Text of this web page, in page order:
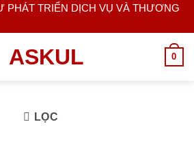
PHÁT TRIỂN DỊCH VỤ VÀ THƯƠNG
0
LỌC